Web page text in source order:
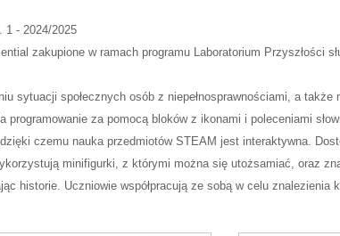
1 - 2024/2025
zakupione w ramach programu Laboratorium Przyszłości
sytuacji społecznych osób z niepełnosprawnościami, a
za pomocą bloków z ikonami i poleceniami
czemu nauka przedmiotów STEAM jest interaktywna.
minifigurki, z którymi można się utożsamiać, oraz
historie. Uczniowie współpracują ze sobą w celu